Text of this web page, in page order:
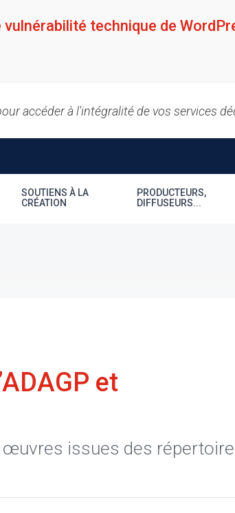
technique de
accéder à l'intégralité de vos services
SOUTIENS À LA
CRÉATION
PRODUCTEURS,
DIFFUSEURS...
et
œuvres issues des